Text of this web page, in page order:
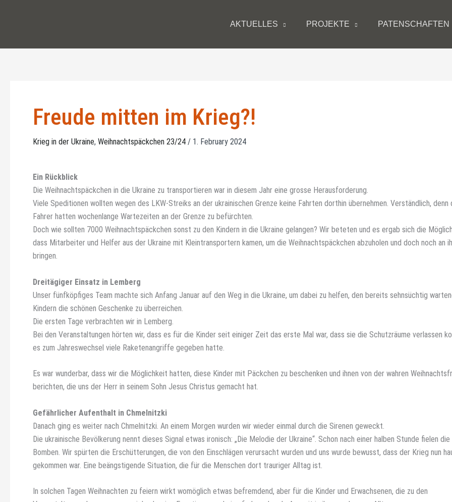
AKTUELLES PROJEKTE PATENSCHAFTEN
Freude mitten im Krieg?!
Krieg in der Ukraine, Weihnachtspäckchen 23/24 / 1. February 2024
Ein Rückblick
Die Weihnachtspäckchen in die Ukraine zu transportieren war in diesem Jahr eine grosse Herausforderung.
Viele Speditionen wollten wegen des LKW-Streiks an der ukrainischen Grenze keine Fahrten dorthin übernehmen. Verständlich, denn
Fahrer hatten wochenlange Wartezeiten an der Grenze zu befürchten.
Doch wie sollten 7000 Weihnachtspäckchen sonst zu den Kindern in die Ukraine gelangen? Wir beteten und es ergab sich die
dass Mitarbeiter und Helfer aus der Ukraine mit Kleintransportern kamen, um die Weihnachtspäckchen abzuholen und doch noch an
bringen.
Dreitägiger Einsatz in Lemberg
Unser fünfköpfiges Team machte sich Anfang Januar auf den Weg in die Ukraine, um dabei zu helfen, den bereits sehnsüchtig
Kindern die schönen Geschenke zu überreichen.
Die ersten Tage verbrachten wir in Lemberg.
Bei den Veranstaltungen hörten wir, dass es für die Kinder seit einiger Zeit das erste Mal war, dass sie die Schutzräume verlassen
es zum Jahreswechsel viele Raketenangriffe gegeben hatte.
Es war wunderbar, dass wir die Möglichkeit hatten, diese Kinder mit Päckchen zu beschenken und ihnen von der wahren
berichten, die uns der Herr in seinem Sohn Jesus Christus gemacht hat.
Gefährlicher Aufenthalt in Chmelnitzki
Danach ging es weiter nach Chmelnitzki. An einem Morgen wurden wir wieder einmal durch die Sirenen geweckt.
Die ukrainische Bevölkerung nennt dieses Signal etwas ironisch: „Die Melodie der Ukraine“. Schon nach einer halben Stunde fielen
Bomben. Wir spürten die Erschütterungen, die von den Einschlägen verursacht wurden und uns wurde bewusst, dass der Krieg nun
gekommen war. Eine beängstigende Situation, die für die Menschen dort trauriger Alltag ist.
In solchen Tagen Weihnachten zu feiern wirkt womöglich etwas befremdend, aber für die Kinder und Erwachsenen, die zu den